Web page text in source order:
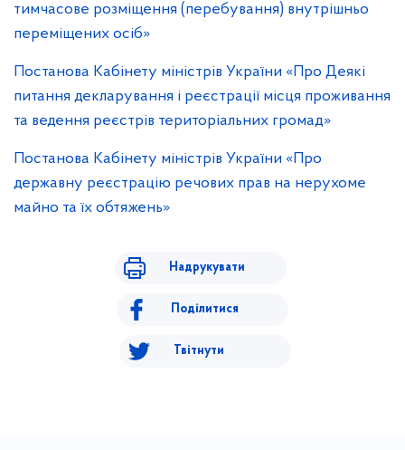
тимчасове розміщення (перебування) внутрішньо
переміщених осіб»
Постанова Кабінету міністрів України «Про Деякі
питання декларування і реєстрації місця проживання
та ведення реєстрів територіальних громад»
Постанова Кабінету міністрів України «Про
державну реєстрацію речових прав на нерухоме
майно та їх обтяжень»
Надрукувати
Поділитися
Твітнути